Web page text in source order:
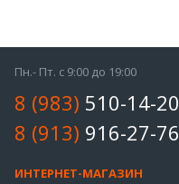
Пн.- Пт. с 9:00 до 19:00
8 (983) 510-14-20
8 (913) 916-27-76
ИНТЕРНЕТ-МАГАЗИН